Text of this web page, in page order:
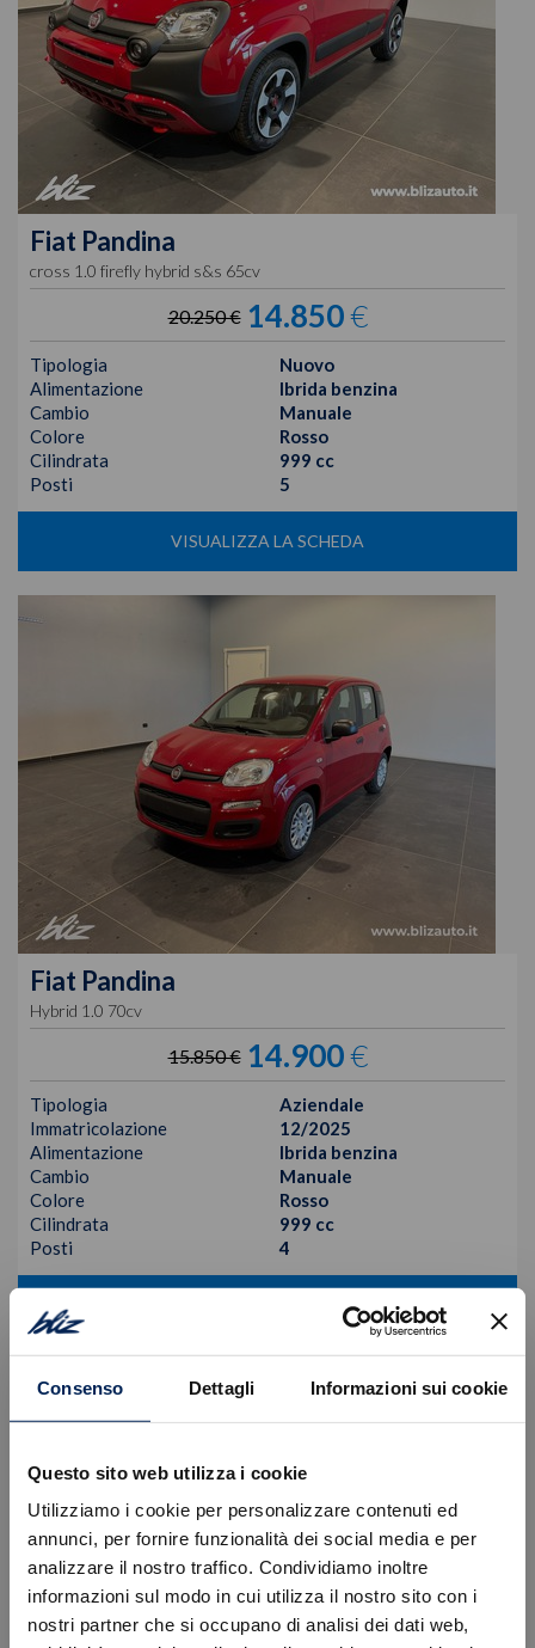
Consenso Dettagli Informazioni sui cookie
Questo sito web utilizza i cookie
Utilizziamo i cookie per personalizzare contenuti ed
annunci, per fornire funzionalità dei social media e per
analizzare il nostro traffico. Condividiamo inoltre
informazioni sul modo in cui utilizza il nostro sito con i
nostri partner che si occupano di analisi dei dati web,
Fiat Pandina
cross 1.0 firefly hybrid s&s 65cv
20.250 € 14.850€
Tipologia
Nuovo
Alimentazione
Ibrida benzina
Cambio
Manuale
Colore
Rosso
Cilindrata
999 cc
Posti
5
VISUALIZZA LA SCHEDA
Fiat Pandina
Hybrid 1.0 70cv
15.850 € 14.900€
Tipologia
Aziendale
Immatricolazione
12/2025
Alimentazione
Ibrida benzina
Cambio
Manuale
Colore
Rosso
Cilindrata
999 cc
Posti
4
VISUALIZZA LA SCHEDA